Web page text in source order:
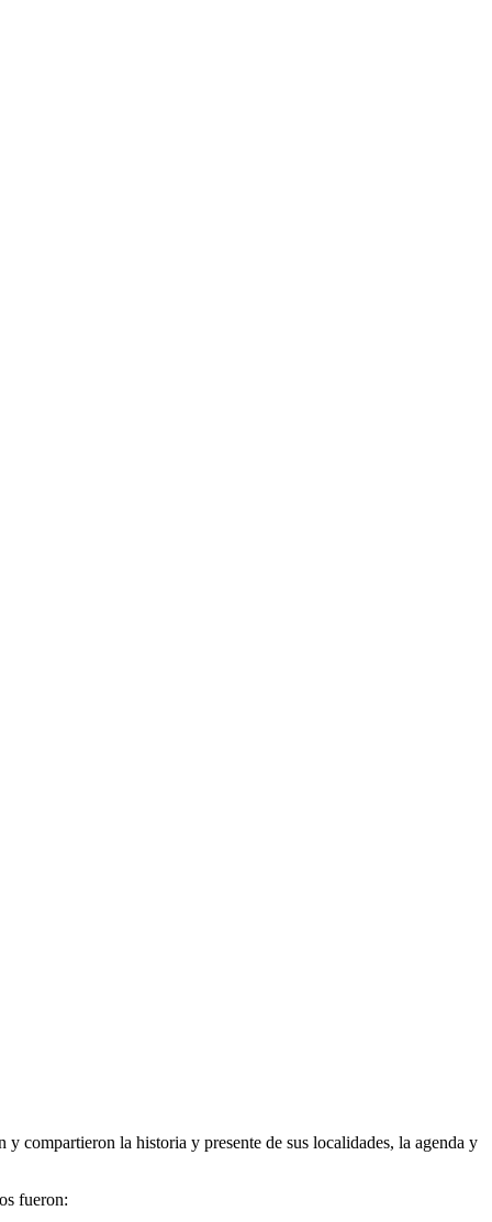
compartieron la historia y presente de sus localidades, la agenda y
fueron: